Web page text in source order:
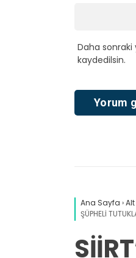
Daha sonraki
kaydedilsin.
Ana Sayfa ›
ŞÜPHELİ